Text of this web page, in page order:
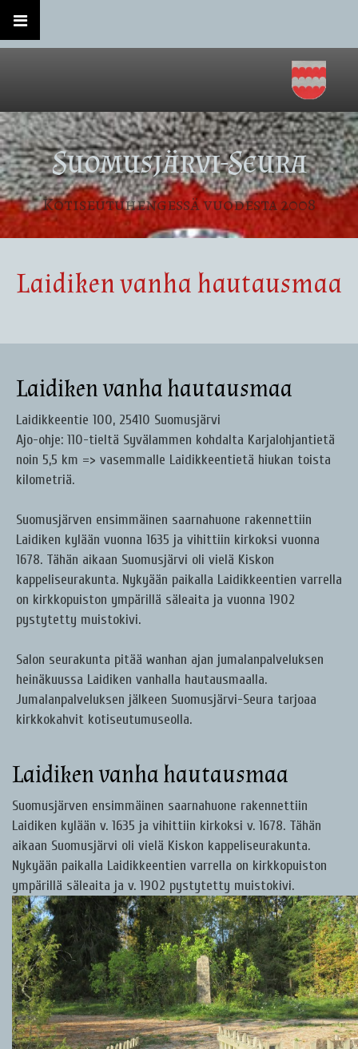
Suomusjärvi-Seura
Kotiseutuhengessä vuodesta 2008
Laidiken vanha hautausmaa
Laidiken vanha hautausmaa
Laidikkeentie 100, 25410 Suomusjärvi
Ajo-ohje: 110-tieltä Syvälammen kohdalta Karjalohjantietä
noin 5,5 km => vasemmalle Laidikkeentietä hiukan toista
kilometriä.
Suomusjärven ensimmäinen saarnahuone rakennettiin
Laidiken kylään vuonna 1635 ja vihittiin kirkoksi vuonna
1678. Tähän aikaan Suomusjärvi oli vielä Kiskon
kappeliseurakunta. Nykyään paikalla Laidikkeentien varrella
on kirkkopuiston ympärillä säleaita ja vuonna 1902
pystytetty muistokivi.
Salon seurakunta pitää wanhan ajan jumalanpalveluksen
heinäkuussa Laidiken vanhalla hautausmaalla.
Jumalanpalveluksen jälkeen Suomusjärvi-Seura tarjoaa
kirkkokahvit kotiseutumuseolla.
Laidiken vanha hautausmaa
Suomusjärven ensimmäinen saarnahuone rakennettiin
Laidiken kylään v. 1635 ja vihittiin kirkoksi v. 1678. Tähän
aikaan Suomusjärvi oli vielä Kiskon kappeliseurakunta.
Nykyään paikalla Laidikkeentien varrella on kirkkopuiston
ympärillä säleaita ja v. 1902 pystytetty muistokivi.